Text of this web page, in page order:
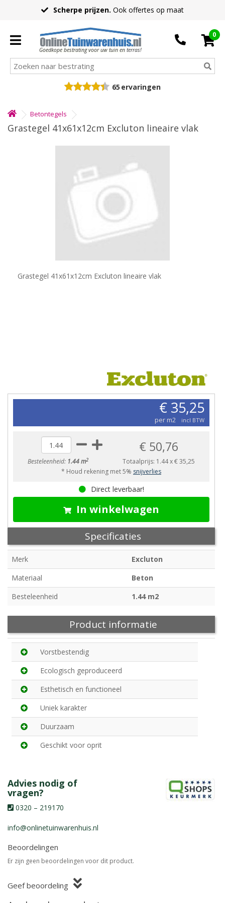
Scherpe prijzen. Ook offertes op maat
Goedkope bestrating voor uw tuin en terras!
0
65 ervaringen
Betontegels
Grastegel 41x61x12cm Excluton lineaire vlak
Grastegel 41x61x12cm Excluton lineaire vlak
€ 35,25
per m2 incl BTW
Besteleenheid: 1.44 m2
€ 50,76
Totaalprijs: 1.44x€ 35,25
* Houd rekening met 5% snijverlies
Direct leverbaar!
In winkelwagen
Specificaties
Merk
Excluton
Materiaal
Beton
Besteleenheid
1.44 m2
Product informatie
Vorstbestendig
Ecologisch geproduceerd
Esthetisch en functioneel
Uniek karakter
Duurzaam
Geschikt voor oprit
Advies nodig of
vragen?
0320 – 219170
info@onlinetuinwarenhuis.nl
Beoordelingen
Er zijn geen beoordelingen voor dit product.
Geef beoordeling